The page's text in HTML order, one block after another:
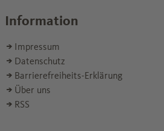
Information
Impressum
Datenschutz
Barrierefreiheits-Erklärung
Über uns
RSS